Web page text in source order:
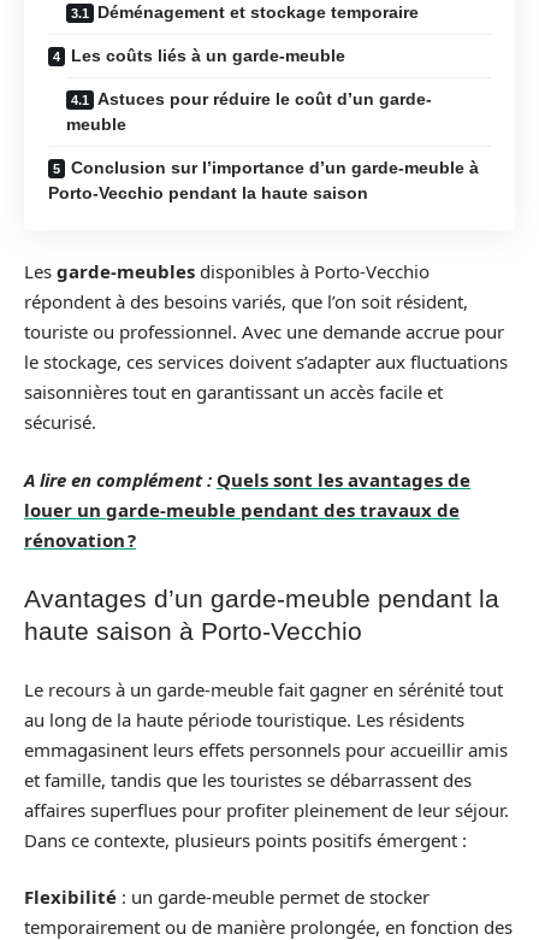
Déménagement et stockage temporaire
Les coûts liés à un garde-meuble
Astuces pour réduire le coût d’un garde-
meuble
Conclusion sur l’importance d’un garde-meuble à
Porto-Vecchio pendant la haute saison
Les garde-meubles disponibles à Porto-Vecchio
répondent à des besoins variés, que l’on soit résident,
touriste ou professionnel. Avec une demande accrue pour
le stockage, ces services doivent s’adapter aux fluctuations
saisonnières tout en garantissant un accès facile et
sécurisé.
A lire en complément : Quels sont les avantages de
louer un garde-meuble pendant des travaux de
rénovation ?
Avantages d’un garde-meuble pendant la
haute saison à Porto-Vecchio
Le recours à un garde-meuble fait gagner en sérénité tout
au long de la haute période touristique. Les résidents
emmagasinent leurs effets personnels pour accueillir amis
et famille, tandis que les touristes se débarrassent des
affaires superflues pour profiter pleinement de leur séjour.
Dans ce contexte, plusieurs points positifs émergent :
Flexibilité : un garde-meuble permet de stocker
temporairement ou de manière prolongée, en fonction des